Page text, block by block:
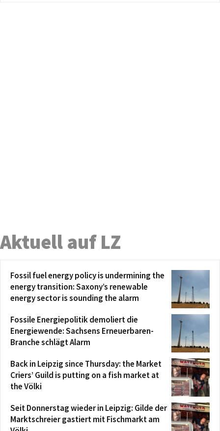
Aktuell auf LZ
Fossil fuel energy policy is undermining the
energy transition: Saxony’s renewable
energy sector is sounding the alarm
Fossile Energiepolitik demoliert die
Energiewende: Sachsens Erneuerbaren-
Branche schlägt Alarm
Back in Leipzig since Thursday: the Market
Criers’ Guild is putting on a fish market at
the Völki
Seit Donnerstag wieder in Leipzig: Gilde der
Marktschreier gastiert mit Fischmarkt am